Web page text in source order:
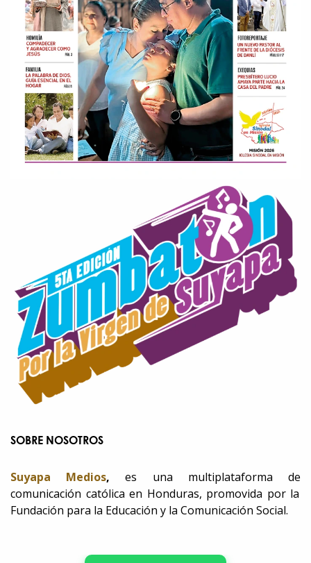
SOBRE NOSOTROS
Suyapa Medios, es una multiplataforma de
comunicación católica en Honduras, promovida por la
Fundación para la Educación y la Comunicación Social.